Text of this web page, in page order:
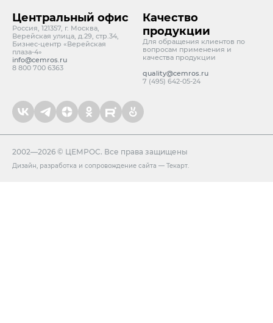
Центральный офис
Россия, 121357, г. Москва,
Верейская улица, д.29, стр.34,
Бизнес-центр «Верейская
плаза-4»
info@cemros.ru
8 800 700 6363
Качество
продукции
Для обращения клиентов по
вопросам применения и
качества продукции
quality@cemros.ru
7 (495) 642-05-24
2002—2026 © ЦЕМРОС. Все права защищены
Дизайн, разработка и сопровождение сайта — Текарт.